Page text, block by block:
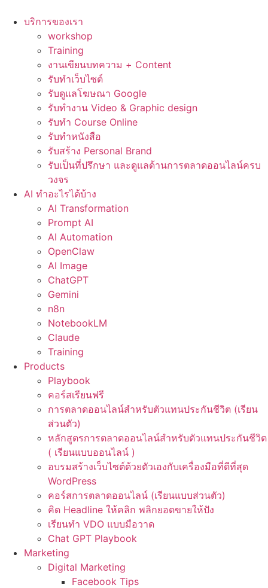
บริการของเรา
workshop
Training
งานเขียนบทความ + Content
รับทำเว็บไซต์
รับดูแลโฆษณา Google
รับทำงาน Video & Graphic design
รับทำ Course Online
รับทำหนังสือ
รับสร้าง Personal Brand
รับเป็นที่ปรึกษา และดูแลด้านการตลาดออนไลน์ครบ
วงจร
AI ทำอะไรได้บ้าง
AI Transformation
Prompt AI
AI Automation
OpenClaw
AI Image
ChatGPT
Gemini
n8n
NotebookLM
Claude
Training
Products
Playbook
คอร์สเรียนฟรี
การตลาดออนไลน์สำหรับตัวแทนประกันชีวิต (เรียน
ส่วนตัว)
หลักสูตรการตลาดออนไลน์สำหรับตัวแทนประกันชีวิต
( เรียนแบบออนไลน์ )
อบรมสร้างเว็บไซต์ด้วยตัวเองกับเครื่องมือที่ดีที่สุด
WordPress
คอร์สการตลาดออนไลน์ (เรียนแบบส่วนตัว)
คิด Headline ให้คลิก พลิกยอดขายให้ปัง
เรียนทำ VDO แบบมือวาด
Chat GPT Playbook
Marketing
Digital Marketing
Facebook Tips